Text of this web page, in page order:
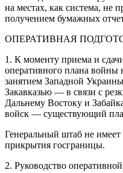
на местах, как система, не
получением бумажных
ОПЕРАТИВНАЯ
1. К моменту приема и
оперативного плана
занятием Западной
Закавказью — в связи с
Дальнему Востоку и
войск — существующий
Генеральный штаб не
прикрытия гос­границы.
2. Руководство